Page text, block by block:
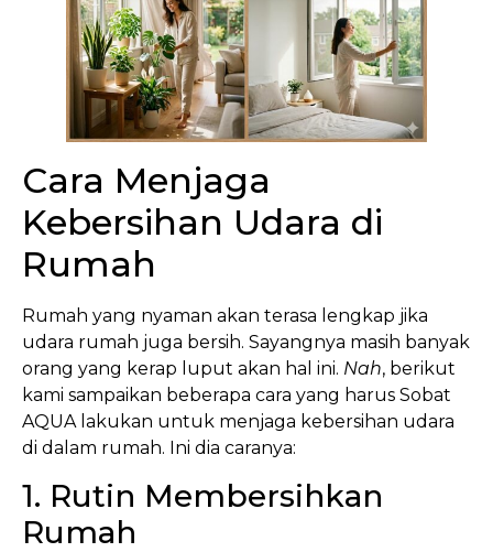
Cara Menjaga
Kebersihan Udara di
Rumah
Rumah yang nyaman akan terasa lengkap jika
udara rumah juga bersih. Sayangnya masih banyak
orang yang kerap luput akan hal ini. Nah, berikut
kami sampaikan beberapa cara yang harus Sobat
AQUA lakukan untuk menjaga kebersihan udara
di dalam rumah. Ini dia caranya:
1. Rutin Membersihkan
Rumah